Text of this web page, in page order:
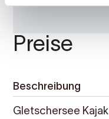
Preise
Beschreibung
Gletschersee Kajak